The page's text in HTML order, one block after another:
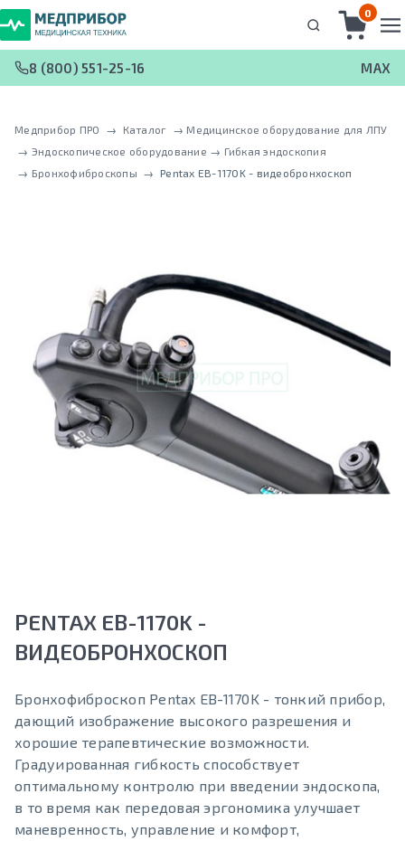
0
8 (800) 551-25-16 MAX
Медприбор ПРО → Каталог → Медицинское оборудование для ЛПУ
→ Эндоскопическое оборудование → Гибкая эндоскопия
→ Бронхофиброскопы → Pentax EB-1170K - видеобронхоскоп
PENTAX EB-1170K -
ВИДЕОБРОНХОСКОП
Бронхофиброскоп Pentax EB-1170K - тонкий прибор,
дающий изображение высокого разрешения и
хорошие терапевтические возможности.
Градуированная гибкость способствует
оптимальному контролю при введении эндоскопа,
в то время как передовая эргономика улучшает
маневренность, управление и комфорт,